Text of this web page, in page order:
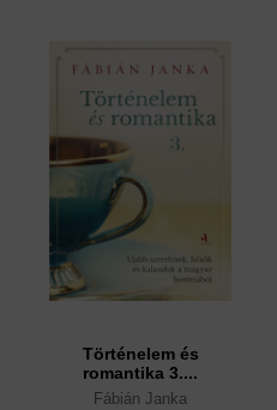
Történelem és
romantika 3....
Fábián Janka